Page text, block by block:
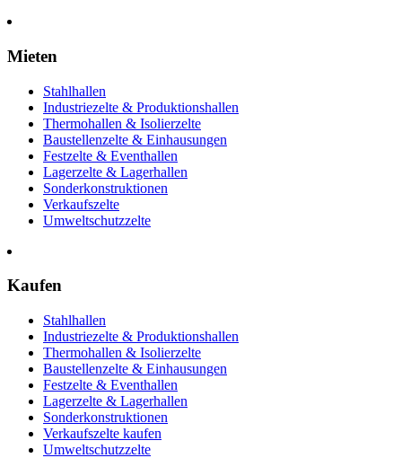
Mieten
Stahlhallen
Industriezelte & Produktionshallen
Thermohallen & Isolierzelte
Baustellenzelte & Einhausungen
Festzelte & Eventhallen
Lagerzelte & Lagerhallen
Sonderkonstruktionen
Verkaufszelte
Umweltschutzzelte
Kaufen
Stahlhallen
Industriezelte & Produktionshallen
Thermohallen & Isolierzelte
Baustellenzelte & Einhausungen
Festzelte & Eventhallen
Lagerzelte & Lagerhallen
Sonderkonstruktionen
Verkaufszelte kaufen
Umweltschutzzelte